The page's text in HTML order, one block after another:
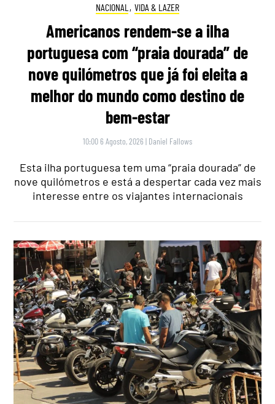
NACIONAL , VIDA & LAZER
Americanos rendem-se a ilha
portuguesa com “praia dourada” de
nove quilómetros que já foi eleita a
melhor do mundo como destino de
bem-estar
10:00 6 Agosto, 2026 | Daniel Fallows
Esta ilha portuguesa tem uma “praia dourada” de
nove quilómetros e está a despertar cada vez mais
interesse entre os viajantes internacionais